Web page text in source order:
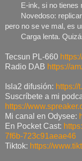
E-ink, si no tienes
Novedoso:
pero no se ve mal, es
Carga lenta.
Tecsun PL-660
Radio DAB https://
Isla2 difusión: https://
Suscríbete a mi
https://
Mi canal en Odysee:
En Pocket Cast:
7f6b-723c91aeae46
Tiktok: https://